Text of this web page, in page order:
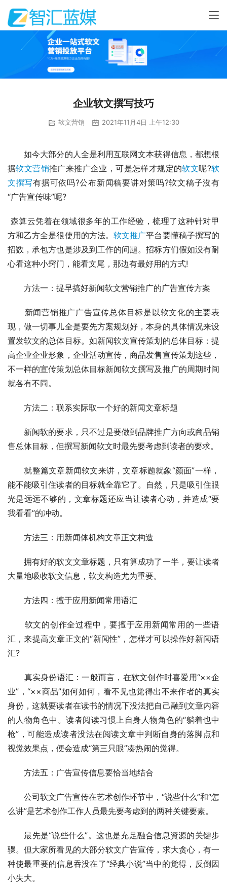
企业软文撰写技巧
软文营销 2021年11月4日 上午12:30
如今大部分的人全是利用互联网文本获得信息，都想根
据软文营销推广来推广企业，可是怎样才规定的软文呢?软
文撰写有据可依吗?公布新闻稿要讲对策吗?软文稿子沒有
“广告宣传味”呢?
方和乙方全是很使用的方法。软文推广平台要懂稿子撰写的
招数，承包方也是涉及到工作的问題。招标方们假如没有耐
心看这种小窍门，能看文尾，那边有最好用的方式!
方法一：提早搞好新闻软文营销推广的广告宣传方案
新闻营销推广广告宣传总体目标是以软文化的主要表
现，做一切事儿全是要先方案规划好，本身的具体情况来设
置发软文的总体目标。如新闻软文宣传策划的总体目标：提
高企业企业形象，企业活动宣传，商品发售宣传策划这些，
不一样的宣传策划总体目标新闻软文撰写及推广的周期时间
就各有不同。
方法二：联系实际取一个好的新闻文章标题
新闻软的要求，只不过是要做到品牌推广方向或商品销
售总体目标，但撰写新闻软文时最先要考虑到读者的要求。
就整篇文章新闻软文来讲，文章标题就象“颜面”一样，
能不能吸引住读者的目标就全靠它了。自然，只是吸引住眼
光是远远不够的，文章标题还应当让读者心动，并造成“要
我看看”的冲动。
方法三：用新闻体机构文章正文构造
拥有好的软文文章标题，只有算成功了一半，要让读者
大量地吸收软文信息，软文构造尤为重要。
方法四：擅于应用新闻常用语汇
软文的创作全过程中，要擅于应用新闻常用的一些语
汇，来提高文章正文的“新闻性”，怎样才可以操作好新闻语
汇?
真实身份语汇：一般而言，在软文创作时喜爱用“××企
业”，“××商品”如何如何，看不见也觉得出不来作者的真实
身份，这就要读者在读书的情况下没法把自己融到文章内容
的人物角色中。读者阅读习惯上自身人物角色的“躺着也中
枪”，可能造成读者没法在阅读文章中判断自身的落脚点和
视觉效果点，便会造成“第三只眼”凑热闹的觉得。
方法五：广告宣传信息要恰当地结合
公司软文广告宣传在艺术创作环节中，“说些什么”和“怎
么讲”是艺术创作工作人员最先要考虑到的两种关键要素。
最先是“说些什么”。这也是充足融合信息資源的关键步
骤。但大家所看见的大部分软文广告宣传，求大贪心，有一
种使最重要的信息吞没在了“经典小说”当中的觉得，反倒因
小失大。